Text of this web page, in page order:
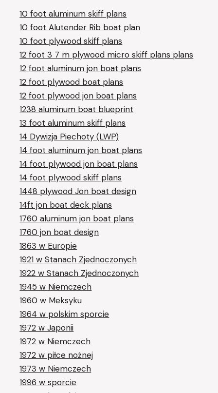
10 foot aluminum skiff plans
10 foot Alutender Rib boat plan
10 foot plywood skiff plans
12 foot 3 7 m plywood micro skiff plans plans
12 foot aluminum jon boat plans
12 foot plywood boat plans
12 foot plywood jon boat plans
1238 aluminum boat blueprint
13 foot aluminum skiff plans
14 Dywizja Piechoty (LWP)
14 foot aluminum jon boat plans
14 foot plywood jon boat plans
14 foot plywood skiff plans
1448 plywood Jon boat design
14ft jon boat deck plans
1760 aluminum jon boat plans
1760 jon boat design
1863 w Europie
1921 w Stanach Zjednoczonych
1922 w Stanach Zjednoczonych
1945 w Niemczech
1960 w Meksyku
1964 w polskim sporcie
1972 w Japonii
1972 w Niemczech
1972 w piłce nożnej
1973 w Niemczech
1996 w sporcie